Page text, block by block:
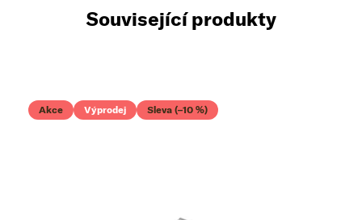
Související produkty
Akce Výprodej Sleva (–10 %)